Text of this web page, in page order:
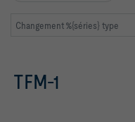
Changement %{séries} type
TFM-1